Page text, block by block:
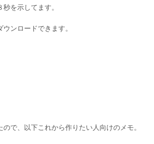
を示してます。
ンロードできます。
で、以下これから作りたい人向けのメモ。